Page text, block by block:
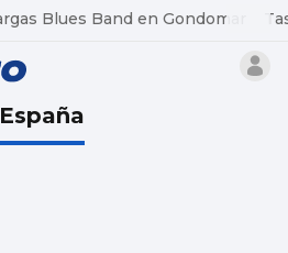
Blues Band en Gondomar
España